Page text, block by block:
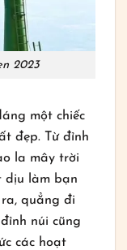
2023
một chiếc
đẹp. Từ đỉnh
la mây trời
dịu làm bạn
quẳng đi
núi cũng
các hoạt